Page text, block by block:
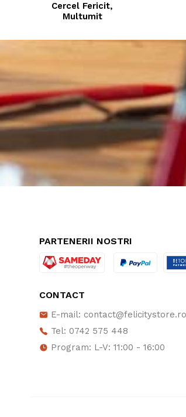
Cercel Fericit,
Multumit
PARTENERII NOSTRI
CONTACT
E-mail: contact@felicitystore.ro
Tel: 0742 575 448
Program: L-V: 11:00 - 16:00